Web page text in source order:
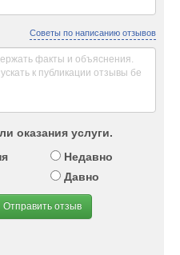
Советы по написанию отзывов
оказания услуги.
Недавно
Давно
Отправить отзыв